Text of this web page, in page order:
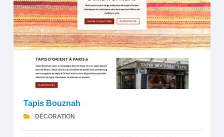
Tapis Bouznah
DÉCORATION